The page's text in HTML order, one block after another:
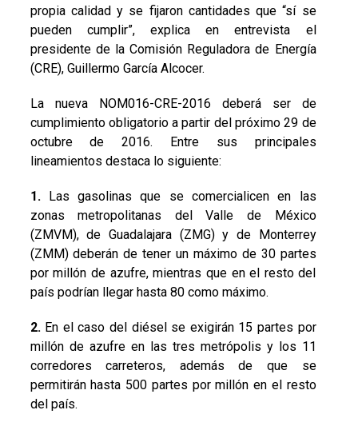
propia calidad y se fijaron cantidades que “sí se
pueden cumplir”, explica en entrevista el
presidente de la Comisión Reguladora de Energía
(CRE), Guillermo García Alcocer.
La nueva NOM016-CRE-2016 deberá ser de
cumplimiento obligatorio a partir del próximo 29 de
octubre de 2016. Entre sus principales
lineamientos destaca lo siguiente:
1. Las gasolinas que se comercialicen en las
zonas metropolitanas del Valle de México
(ZMVM), de Guadalajara (ZMG) y de Monterrey
(ZMM) deberán de tener un máximo de 30 partes
por millón de azufre, mientras que en el resto del
país podrían llegar hasta 80 como máximo.
2. En el caso del diésel se exigirán 15 partes por
millón de azufre en las tres metrópolis y los 11
corredores carreteros, además de que se
permitirán hasta 500 partes por millón en el resto
del país.